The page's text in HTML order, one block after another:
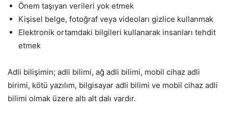
Önem taşıyan verileri yok etmek
Kişisel belge, fotoğraf veya videoları gizlice kullanmak
Elektronik ortamdaki bilgileri kullanarak insanları tehdit
etmek
Adli bilişimin; adli bilimi, ağ adli bilimi, mobil cihaz adli
birimi, kötü yazılım, bilgisayar adli bilimi ve mobil cihaz adli
bilimi olmak üzere altı alt dalı vardır.